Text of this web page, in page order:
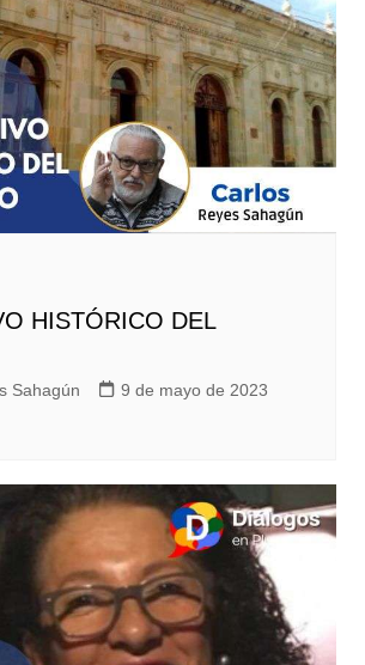
HISTÓRICO DEL
Sahagún
9 de mayo de 2023